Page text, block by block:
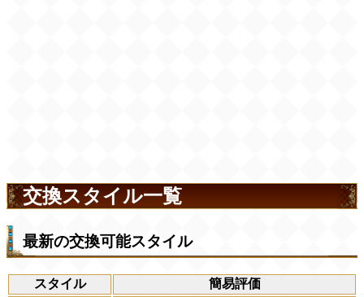
交換スタイル一覧
最新の交換可能スタイル
スタイル 簡易評価